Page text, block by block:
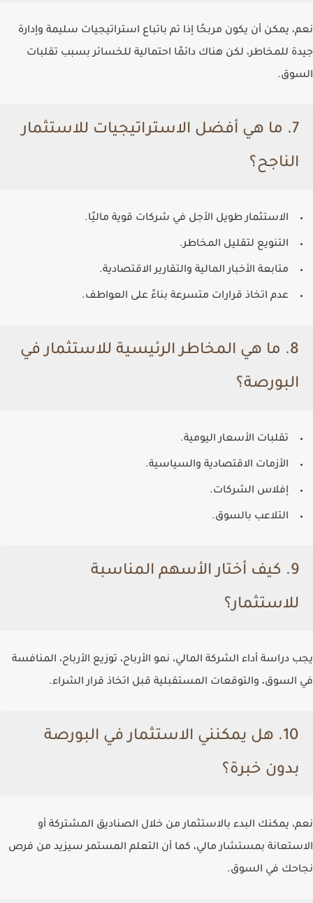
نعم، يمكن أن يكون مربحًا إذا تم باتباع استراتيجيات سليمة وإدارة
جيدة للمخاطر، لكن هناك دائمًا احتمالية للخسائر بسبب تقلبات
السوق.
7. ما هي أفضل الاستراتيجيات للاستثمار
الناجح؟
الاستثمار طويل الأجل في شركات قوية ماليًا.
التنويع لتقليل المخاطر.
متابعة الأخبار المالية والتقارير الاقتصادية.
عدم اتخاذ قرارات متسرعة بناءً على العواطف.
8. ما هي المخاطر الرئيسية للاستثمار في
البورصة؟
تقلبات الأسعار اليومية.
الأزمات الاقتصادية والسياسية.
إفلاس الشركات.
التلاعب بالسوق.
9. كيف أختار الأسهم المناسبة
للاستثمار؟
يجب دراسة أداء الشركة المالي، نمو الأرباح، توزيع الأرباح، المنافسة
في السوق، والتوقعات المستقبلية قبل اتخاذ قرار الشراء.
10. هل يمكنني الاستثمار في البورصة
بدون خبرة؟
نعم، يمكنك البدء بالاستثمار من خلال الصناديق المشتركة أو
الاستعانة بمستشار مالي، كما أن التعلم المستمر سيزيد من فرص
نجاحك في السوق.